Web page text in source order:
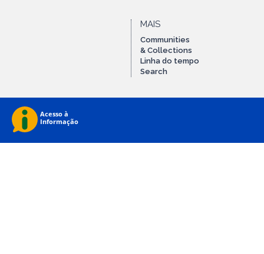
MAIS
Communities
& Collections
Linha do tempo
Search